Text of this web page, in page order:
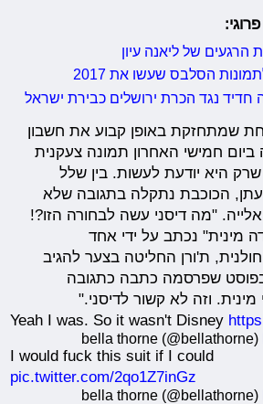
הסלבס שעשו את 2017
חדיד נגד הכרת ירושלים כבירת ישראל
שמתחזקת באופן קבוע את חשבון
חמישי האחרון תמונה צעקנית
היא יודעת לעשות. בין שלל
הכוכבת נתקלה בתגובה שלא
"מה דיסני עשה לבחורה הזו?!
מינית" נכתב על ידי אחד
ת'ורן החליטה בצער להגיב
שפרסמה כתבה כתגובה
וזה לא קשור לדיסני."
Yeah I was. So it wasn't Disney
I would fuck this suit if I could
pic.twitter.com/2qo1Z7inGz